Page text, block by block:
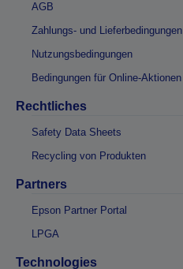
AGB
Zahlungs- und Lieferbedingungen
Nutzungsbedingungen
Bedingungen für Online-Aktionen
Rechtliches
Safety Data Sheets
Recycling von Produkten
Partners
Epson Partner Portal
LPGA
Technologies